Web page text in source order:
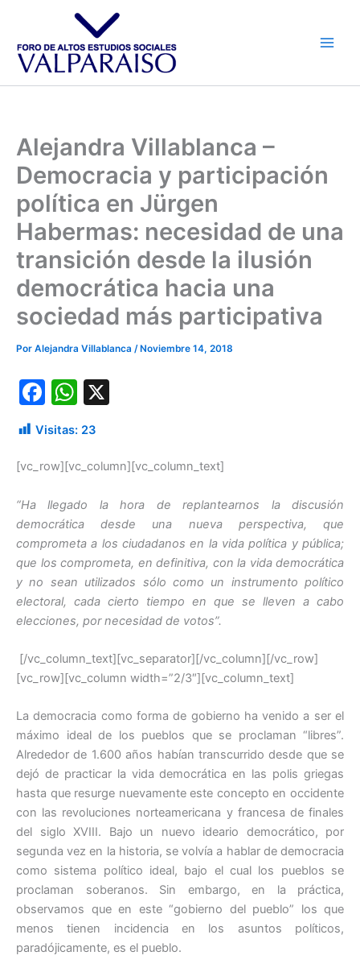
contenido
Alejandra Villablanca –
Democracia y participación
política en Jürgen
Habermas: necesidad de una
transición desde la ilusión
democrática hacia una
sociedad más participativa
Por Alejandra Villablanca / Noviembre 14, 2018
F
a
c
e
b
o
o
k
W
h
at
s
A
p
p
Visitas: 23
[vc_row][vc_column][vc_column_text]
“Ha llegado la hora de replantearnos la discusión
democrática desde una nueva perspectiva, que
comprometa a los ciudadanos en la vida política y pública;
que los comprometa, en definitiva, con la vida democrática
y no sean utilizados sólo como un instrumento político
electoral, cada cierto tiempo en que se lleven a cabo
elecciones, por necesidad de votos”.
[/vc_column_text][vc_separator][/vc_column][/vc_row]
[vc_row][vc_column width=”2/3″][vc_column_text]
La democracia como forma de gobierno ha venido a ser el
máximo ideal de los pueblos que se proclaman “libres”.
Alrededor de 1.600 años habían transcurrido desde que se
dejó de practicar la vida democrática en las polis griegas
hasta que resurge nuevamente este concepto en occidente
con las revoluciones norteamericana y francesa de finales
del siglo XVIII. Bajo un nuevo ideario democrático, por
segunda vez en la historia, se volvía a hablar de democracia
como sistema político ideal, bajo el cual los pueblos se
proclaman soberanos. Sin embargo, en la práctica,
observamos que en este “gobierno del pueblo” los que
menos tienen incidencia en los asuntos políticos,
paradójicamente, es el pueblo.